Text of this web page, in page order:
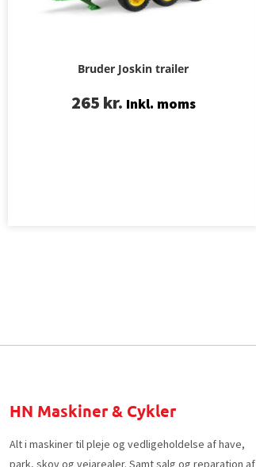
Bruder Joskin trailer
265 kr. Inkl. moms
HN Maskiner & Cykler
Alt i maskiner til pleje og vedligeholdelse af have,
park, skov og vejarealer. Samt salg og reparation af